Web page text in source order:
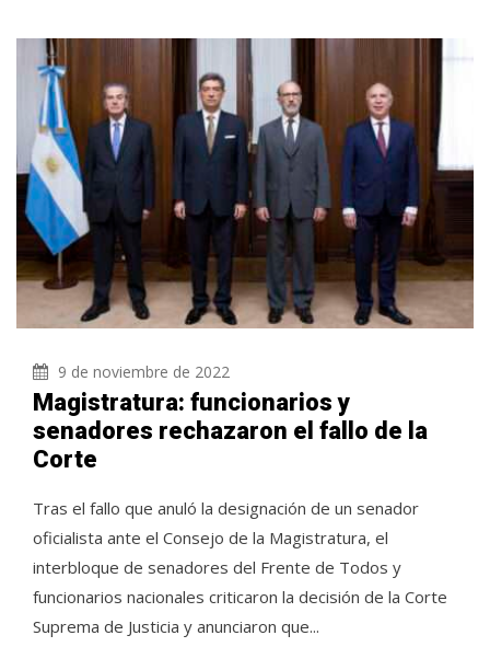
9 de noviembre de 2022
Magistratura: funcionarios y
senadores rechazaron el fallo de la
Corte
Tras el fallo que anuló la designación de un senador
oficialista ante el Consejo de la Magistratura, el
interbloque de senadores del Frente de Todos y
funcionarios nacionales criticaron la decisión de la Corte
Suprema de Justicia y anunciaron que...